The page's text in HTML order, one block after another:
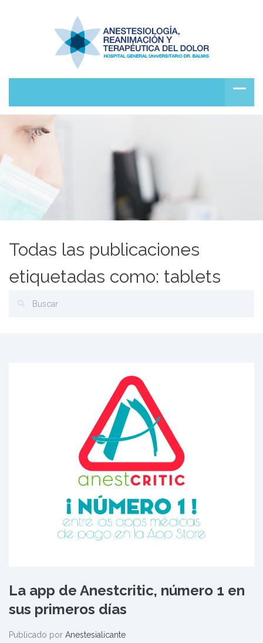
Todas las publicaciones
etiquetadas como: tablets
La app de Anestcritic, número 1 en
sus primeros días
Publicado por Anestesialicante